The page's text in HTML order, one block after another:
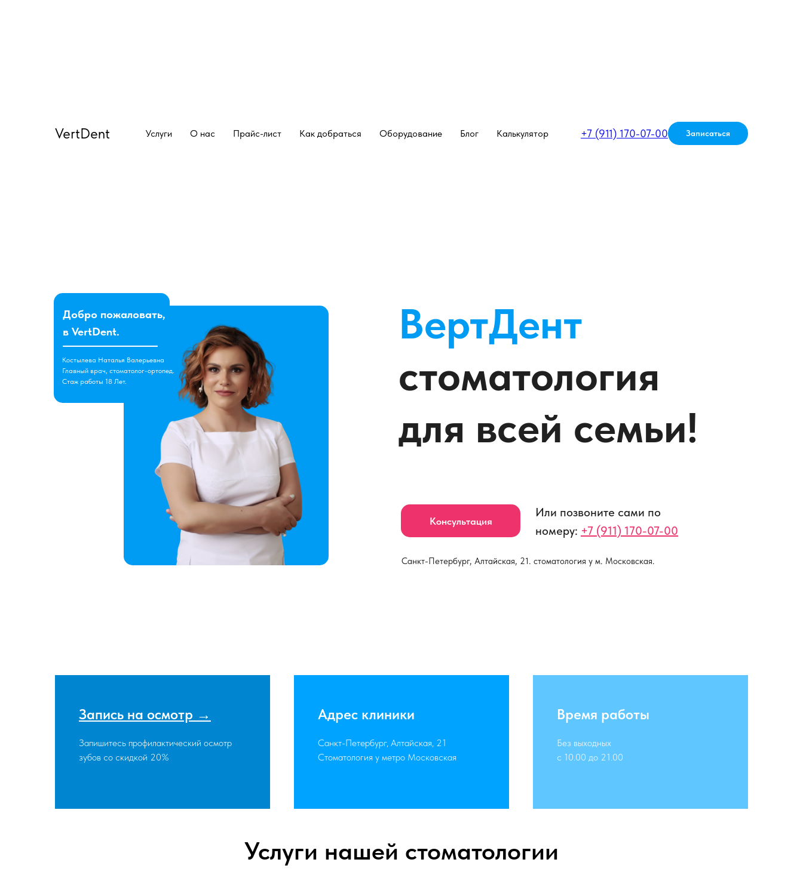
VertDent Услуги О нас Прайс-лист Как добраться Оборудование Блог Калькулятор +7 (911) 170-07-00 Записаться
Костылева Наталья Валерьевна
Главный врач, стоматолог-ортопед.
Стаж работы 18 Лет.
Добро пожаловать,
в VertDent.
ВертДент
стоматология
для всей семьи!
Санкт-Петербург, Алтайская, 21. стоматология у м. Московская.
Консультация
Или позвоните сами по
номеру: +7 (911) 170-07-00
Запись на осмотр →
Запишитесь профилактический осмотр
зубов со скидкой 20%
Адрес клиники
Санкт-Петербург, Алтайская, 21
Стоматология у метро Московская
Время работы
Без выходных
с 10.00 до 21.00
Услуги нашей стоматологии